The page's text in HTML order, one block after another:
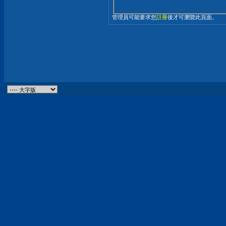
管理員可能要求您註冊後才可瀏覽此頁面。